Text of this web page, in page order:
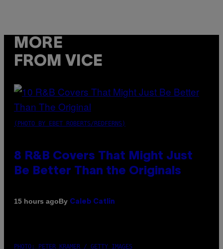
MORE
FROM VICE
(PHOTO BY EBET ROBERTS/REDFERNS)
8 R&B Covers That Might Just
Be Better Than the Originals
15 hours agoBy Caleb Catlin
PHOTO: PETER KRAMER / GETTY IMAGES